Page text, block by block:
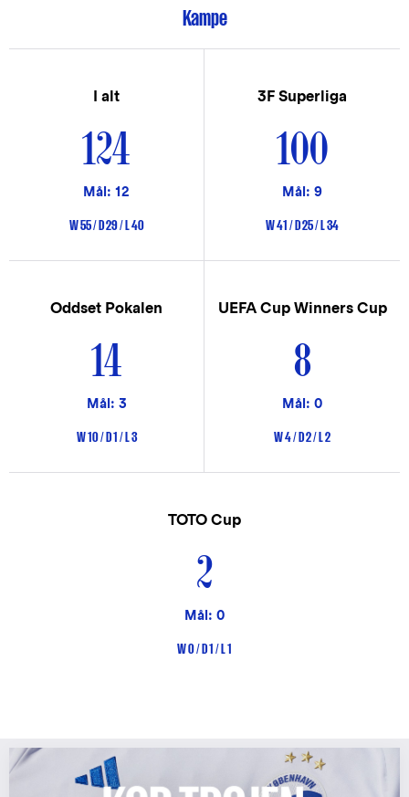
Kampe
I alt
124
Mål: 12
W 55 / D 29 / L 40
3F Superliga
100
Mål: 9
W 41 / D 25 / L 34
Oddset Pokalen
14
Mål: 3
W 10 / D 1 / L 3
UEFA Cup Winners Cup
8
Mål: 0
W 4 / D 2 / L 2
TOTO Cup
2
Mål: 0
W 0 / D 1 / L 1